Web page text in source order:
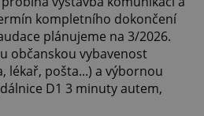
kompletního dokončení
plánujeme na 3/2026.
občanskou vybavenost
lékař, pošta...) a výbornou
D1 3 minuty autem,